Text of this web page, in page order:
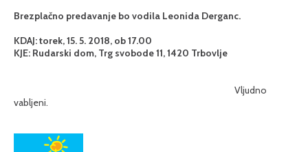
Brezplačno predavanje bo vodila Leonida Derganc.
KDAJ: torek, 15. 5. 2018, ob 17.00
KJE: Rudarski dom, Trg svobode 11, 1420 Trbovlje
Vljudno
vabljeni.